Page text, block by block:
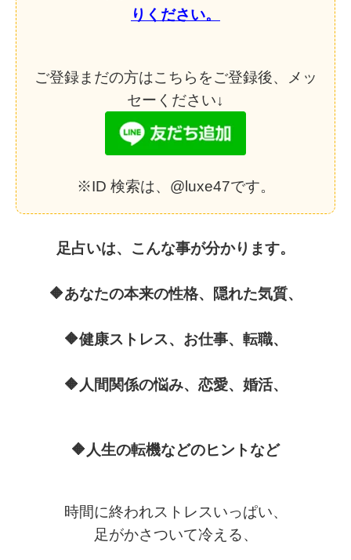
りください。
ご登録まだの方はこちらをご登録後、メッ
セーください↓
※ID 検索は、@luxe47です。
足占いは、こんな事が分かります。
🔶あなたの本来の性格、隠れた気質、
🔶健康ストレス、お仕事、転職、
🔶人間関係の悩み、恋愛、婚活、
🔶人生の転機などのヒントなど
時間に終われストレスいっぱい、
足がかさついて冷える、